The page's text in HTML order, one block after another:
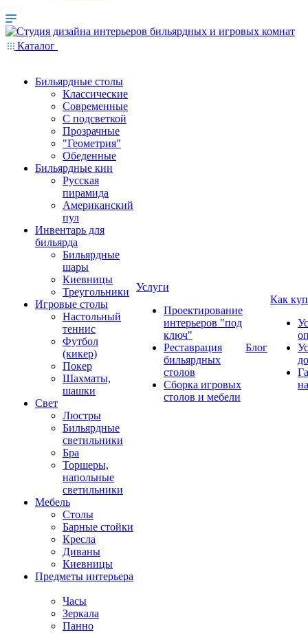
Каталог
Бильярдные столы
Классические
Современные
С подсветкой
Прозрачные
"Геометрия"
Обеденные
Бильярдные кии
Русская
пирамида
Американский
пул
Инвентарь для
бильярда
Бильярдные
шары
Киевницы
Треугольники
Игровые столы
Настольный
теннис
Футбол
(кикер)
Покер
Шахматы,
шашки
Свет
Люстры
Бильярдные
светильники
Бра
Торшеры,
напольные
светильники
Мебель
Столы
Барные стойки
Кресла
Диваны
Киевницы
Предметы интерьера
Часы
Зеркала
Панно
Услуги
Проектирование
интерьеров "под
ключ"
Реставрация
бильярдных
столов
Сборка игровых
столов и мебели
Блог
Как